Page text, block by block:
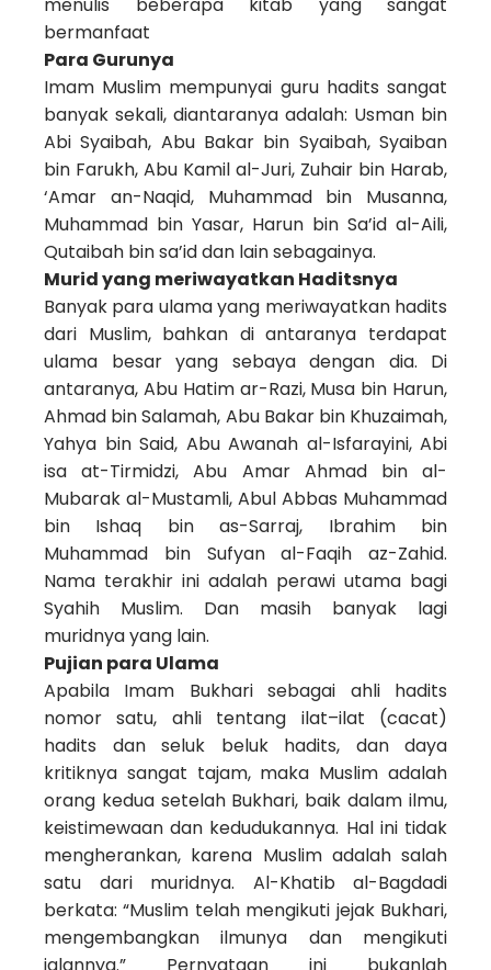
menulis beberapa kitab yang sangat
bermanfaat
Para Gurunya
Imam Muslim mempunyai guru hadits sangat
banyak sekali, diantaranya adalah: Usman bin
Abi Syaibah, Abu Bakar bin Syaibah, Syaiban
bin Farukh, Abu Kamil al-Juri, Zuhair bin Harab,
‘Amar an-Naqid, Muhammad bin Musanna,
Muhammad bin Yasar, Harun bin Sa’id al-Aili,
Qutaibah bin sa’id dan lain sebagainya.
Murid yang meriwayatkan Haditsnya
Banyak para ulama yang meriwayatkan hadits
dari Muslim, bahkan di antaranya terdapat
ulama besar yang sebaya dengan dia. Di
antaranya, Abu Hatim ar-Razi, Musa bin Harun,
Ahmad bin Salamah, Abu Bakar bin Khuzaimah,
Yahya bin Said, Abu Awanah al-Isfarayini, Abi
isa at-Tirmidzi, Abu Amar Ahmad bin al-
Mubarak al-Mustamli, Abul Abbas Muhammad
bin Ishaq bin as-Sarraj, Ibrahim bin
Muhammad bin Sufyan al-Faqih az-Zahid.
Nama terakhir ini adalah perawi utama bagi
Syahih Muslim. Dan masih banyak lagi
muridnya yang lain.
Pujian para Ulama
Apabila Imam Bukhari sebagai ahli hadits
nomor satu, ahli tentang ilat–ilat (cacat)
hadits dan seluk beluk hadits, dan daya
kritiknya sangat tajam, maka Muslim adalah
orang kedua setelah Bukhari, baik dalam ilmu,
keistimewaan dan kedudukannya. Hal ini tidak
mengherankan, karena Muslim adalah salah
satu dari muridnya. Al-Khatib al-Bagdadi
berkata: “Muslim telah mengikuti jejak Bukhari,
mengembangkan ilmunya dan mengikuti